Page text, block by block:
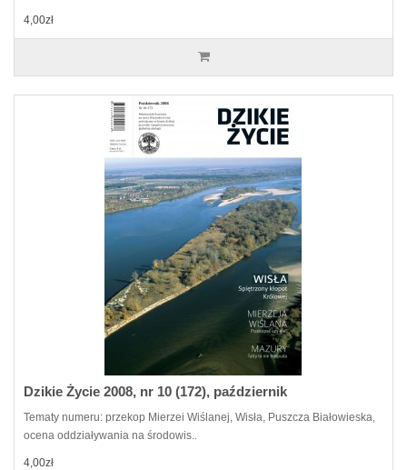
4,00zł
Dzikie Życie 2008, nr 10 (172), październik
Tematy numeru: przekop Mierzei Wiślanej, Wisła, Puszcza Białowieska,
ocena oddziaływania na środowis..
4,00zł